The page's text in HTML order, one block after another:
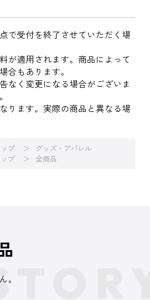
で受付を終了させていただく場
が適用されます。商品によって
合もあります。
なく変更になる場合がございま
ります。実際の商品と異なる場
プ
グッズ・アパレル
プ 全商品
。